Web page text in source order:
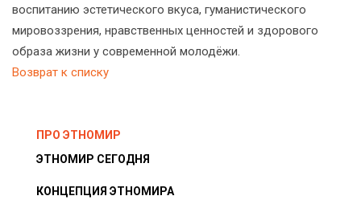
воспитанию эстетического вкуса, гуманистического
мировоззрения, нравственных ценностей и здорового
образа жизни у современной молодёжи.
Возврат к списку
ПРО ЭТНОМИР
ЭТНОМИР СЕГОДНЯ
КОНЦЕПЦИЯ ЭТНОМИРА